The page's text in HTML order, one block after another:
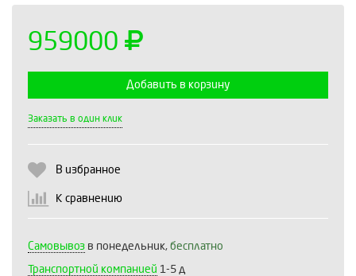
959000
Добавить в корзину
Заказать в один клик
В избранное
К сравнению
Самовывоз в понедельник, бесплатно
Транспортной компанией 1-5 д